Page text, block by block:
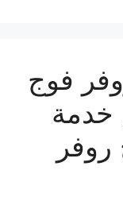
فوج
خدمة